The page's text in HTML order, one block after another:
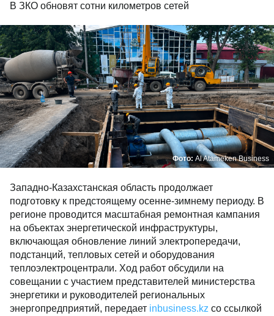
В ЗКО обновят сотни километров сетей
Фото: Al Atameken Business
Западно-Казахстанская область продолжает
подготовку к предстоящему осенне-зимнему периоду. В
регионе проводится масштабная ремонтная кампания
на объектах энергетической инфраструктуры,
включающая обновление линий электропередачи,
подстанций, тепловых сетей и оборудования
теплоэлектроцентрали. Ход работ обсудили на
совещании с участием представителей министерства
энергетики и руководителей региональных
энергопредприятий, передает inbusiness.kz со ссылкой